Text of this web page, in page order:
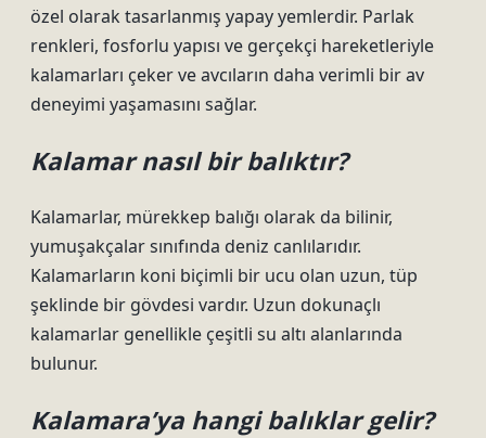
özel olarak tasarlanmış yapay yemlerdir. Parlak
renkleri, fosforlu yapısı ve gerçekçi hareketleriyle
kalamarları çeker ve avcıların daha verimli bir av
deneyimi yaşamasını sağlar.
Kalamar nasıl bir balıktır?
Kalamarlar, mürekkep balığı olarak da bilinir,
yumuşakçalar sınıfında deniz canlılarıdır.
Kalamarların koni biçimli bir ucu olan uzun, tüp
şeklinde bir gövdesi vardır. Uzun dokunaçlı
kalamarlar genellikle çeşitli su altı alanlarında
bulunur.
Kalamara’ya hangi balıklar gelir?